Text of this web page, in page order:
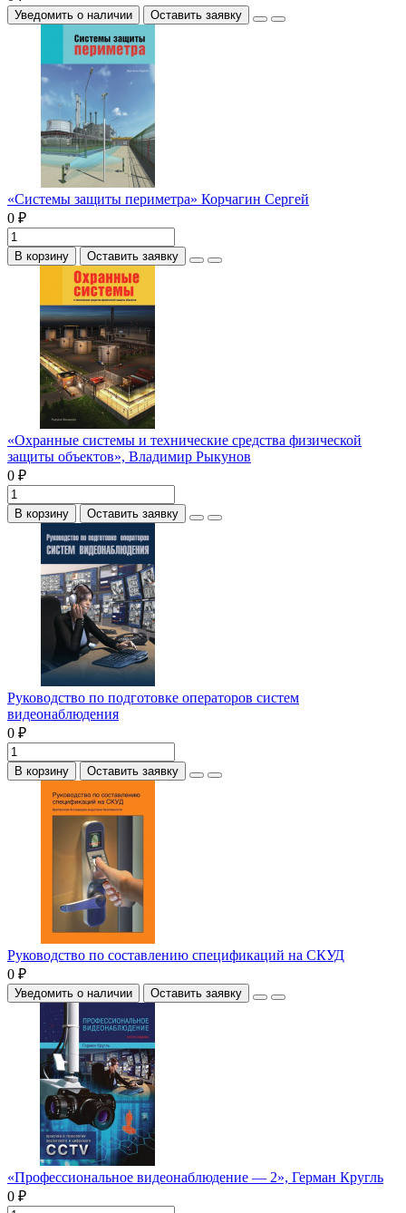
Уведомить о наличии Оставить заявку
«Системы защиты периметра» Корчагин Сергей
0 ₽
В корзину Оставить заявку
«Охранные системы и технические средства физической
защиты объектов», Владимир Рыкунов
0 ₽
В корзину Оставить заявку
Руководство по подготовке операторов систем
видеонаблюдения
0 ₽
В корзину Оставить заявку
Руководство по составлению спецификаций на СКУД
0 ₽
Уведомить о наличии Оставить заявку
«Профессиональное видеонаблюдение — 2», Герман Кругль
0 ₽